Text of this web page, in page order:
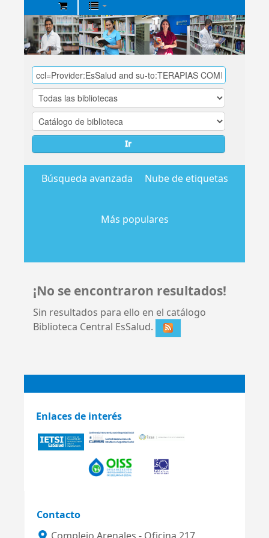
Biblioteca
Central
EsSalud
Ir
Búsqueda avanzada Nube de etiquetas
Más populares
¡No se encontraron resultados!
Sin resultados para ello en el catálogo
Biblioteca Central EsSalud.
Enlaces de interés
Contacto